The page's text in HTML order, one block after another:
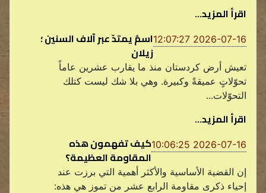
اقرأ المزيد...
2026-07-16 12:07:27
اسمٌ يمتدّ عبر آلاف السنين ؛
زيلان
تعيش أرض كردستان منذ ما يقارب عشرين عاماً
تحوّلاتٍ عميقةً وكبيرة. وهي بلا شك ليست كتلك
التحوّلات...
اقرأ المزيد...
2026-07-16 10:06:25
كيف تفهمون هذه
المقاومة العظيمة؟
إن القضية الأساسية والأكثر أهمية التي برزت عند
إحياء ذكرى مقاومة الرابع عشر من تموز هي هذه: